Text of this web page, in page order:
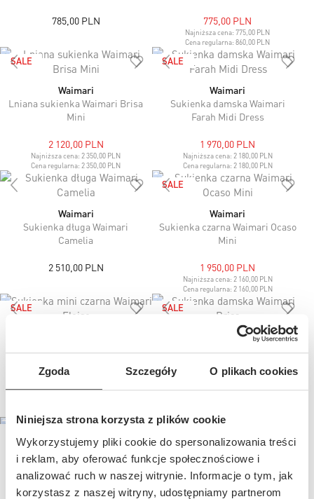
Zgoda Szczegóły O plikach cookies
Niniejsza strona korzysta z plików cookie
Wykorzystujemy pliki cookie do spersonalizowania treści
i reklam, aby oferować funkcje społecznościowe i
analizować ruch w naszej witrynie. Informacje o tym, jak
korzystasz z naszej witryny, udostępniamy partnerom
785,00 PLN 775,00 PLN
Najniższa cena:775,00 PLN
Cena regularna:860,00 PLN
SALE
Waimari
Lniana sukienka Waimari Brisa
Mini
2 120,00 PLN
Najniższa cena:2 350,00 PLN
Cena regularna:2 350,00 PLN
SALE
Waimari
Sukienka damska Waimari
Farah Midi Dress
1 970,00 PLN
Najniższa cena: 2 180,00 PLN
Cena regularna: 2 180,00 PLN
Waimari
Sukienka długa Waimari
Camelia
2 510,00 PLN
SALE
Waimari
Sukienka czarna Waimari Ocaso
Mini
1 950,00 PLN
Najniższa cena: 2 160,00 PLN
Cena regularna: 2 160,00 PLN
SALE
Sukienka mini czarna Waimari
1 840,00 PLN
SALE
Waimari
Sukienka damska Waimari
2 120,00 PLN
Polo Ralph Lauren
Spódnica sportowa damska
Polo Ralph Lauren
Varley
Spódnica dzianinowa damska
Varley Sinclair Knit Skirt